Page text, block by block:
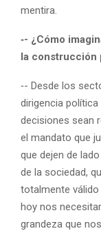
mentira.
‑- ¿Cómo
la construcción
‑- Desde los
dirigencia
decisiones sean
el mandato que
que dejen de
de la sociedad,
totalmente
hoy nos
grandeza que